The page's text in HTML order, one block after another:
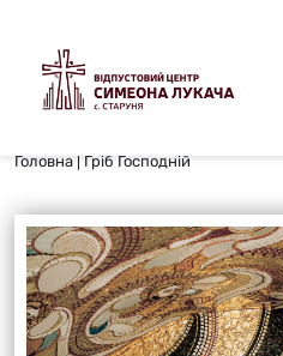
Головна | Гріб Господній